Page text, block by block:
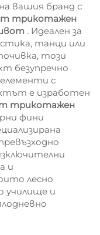
вашия бранд с
трикотажен
. Идеален за
танци или
този
безупречно
с
е изработен
трикотажен
фини
и
лесно
училище и